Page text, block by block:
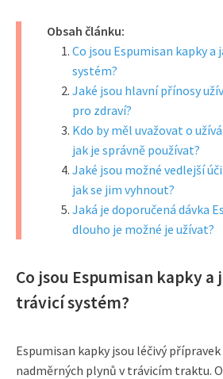
Obsah článku:
Co jsou Espumisan kapky
systém?
Jaké jsou hlavní přínosy
pro zdraví?
Kdo by měl uvažovat o
jak je správně používat?
Jaké jsou možné vedlejší
jak se jim vyhnout?
Jaká je doporučená dávka
dlouho je možné je užívat?
Co jsou Espumisan kapky a
trávicí systém?
Espumisan kapky jsou léčivý
nadměrných plynů v trávicím traktu.